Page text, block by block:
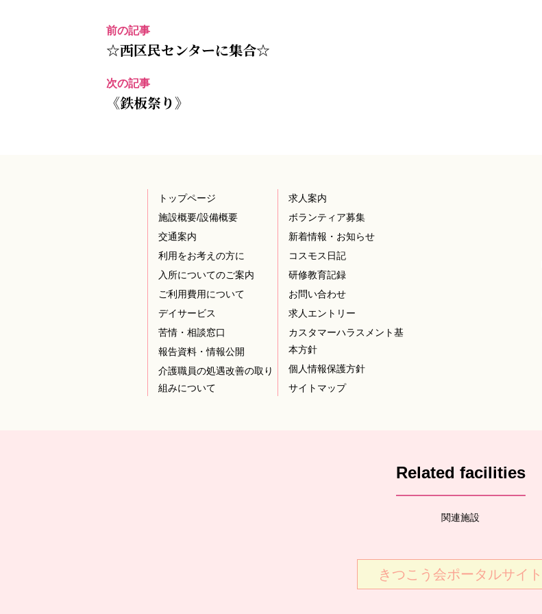
前の記事
☆西区民センターに集合☆
次の記事
《鉄板祭り》
トップページ
施設概要/設備概要
交通案内
利用をお考えの方に
入所についてのご案内
ご利用費用について
デイサービス
苦情・相談窓口
報告資料・情報公開
介護職員の処遇改善の取り
組みについて
求人案内
ボランティア募集
新着情報・お知らせ
コスモス日記
研修教育記録
お問い合わせ
求人エントリー
カスタマーハラスメント基
本方針
個人情報保護方針
サイトマップ
Related facilities
関連施設
きつこう会ポータルサイト